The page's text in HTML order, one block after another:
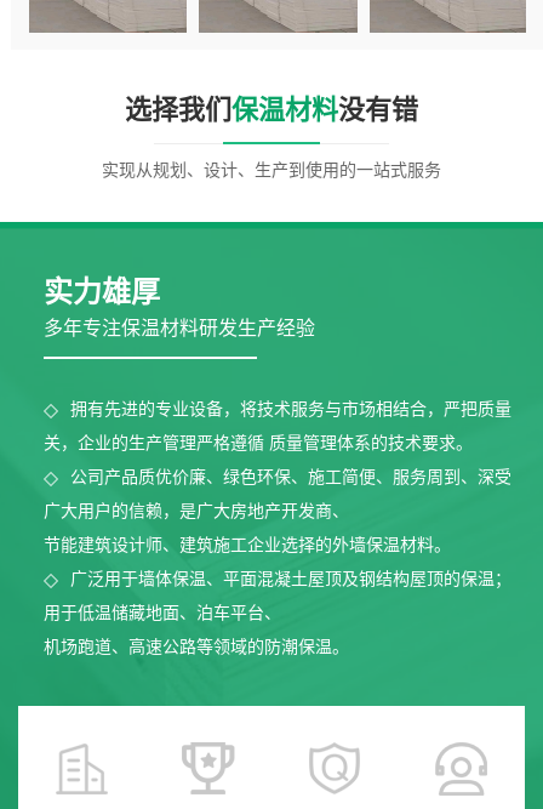
选择我们保温材料没有错
实现从规划、设计、生产到使用的一站式服务
实力雄厚
多年专注保温材料研发生产经验
拥有先进的专业设备，将技术服务与市场相结合，严把质量
关，企业的生产管理严格遵循 质量管理体系的技术要求。
公司产品质优价廉、绿色环保、施工简便、服务周到、深受
广大用户的信赖，是广大房地产开发商、
节能建筑设计师、建筑施工企业选择的外墙保温材料。
广泛用于墙体保温、平面混凝土屋顶及钢结构屋顶的保温；
用于低温储藏地面、泊车平台、
机场跑道、高速公路等领域的防潮保温。